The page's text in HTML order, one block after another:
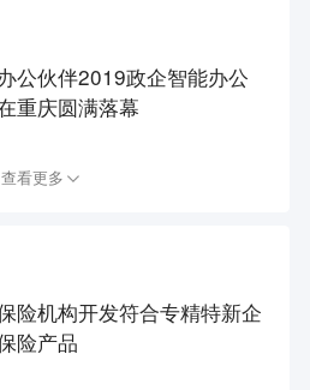
公伙伴2019政企智能办公
重庆圆满落幕
查看更多
险机构开发符合专精特新企
险产品